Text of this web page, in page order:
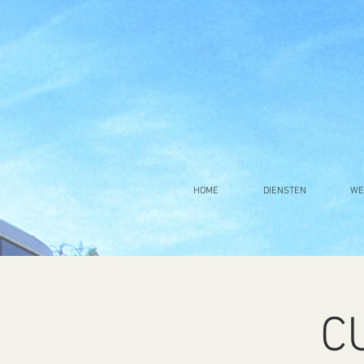
HOME DIENSTEN